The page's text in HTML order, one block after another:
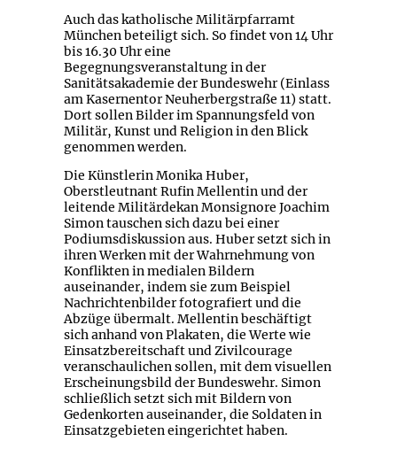
Auch das katholische Militärpfarramt
München beteiligt sich. So findet von 14 Uhr
bis 16.30 Uhr eine
Begegnungsveranstaltung in der
Sanitätsakademie der Bundeswehr (Einlass
am Kasernentor Neuherbergstraße 11) statt.
Dort sollen Bilder im Spannungsfeld von
Militär, Kunst und Religion in den Blick
genommen werden.
Die Künstlerin Monika Huber,
Oberstleutnant Rufin Mellentin und der
leitende Militärdekan Monsignore Joachim
Simon tauschen sich dazu bei einer
Podiumsdiskussion aus. Huber setzt sich in
ihren Werken mit der Wahrnehmung von
Konflikten in medialen Bildern
auseinander, indem sie zum Beispiel
Nachrichtenbilder fotografiert und die
Abzüge übermalt. Mellentin beschäftigt
sich anhand von Plakaten, die Werte wie
Einsatzbereitschaft und Zivilcourage
veranschaulichen sollen, mit dem visuellen
Erscheinungsbild der Bundeswehr. Simon
schließlich setzt sich mit Bildern von
Gedenkorten auseinander, die Soldaten in
Einsatzgebieten eingerichtet haben.